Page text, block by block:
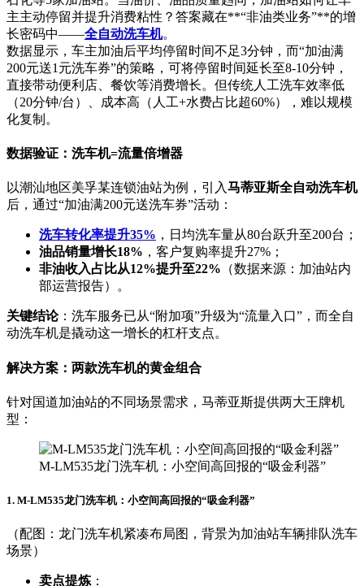
主主动停留并提升消费粘性？答案藏在**“非油类业务”**的增
长密码中——全自动洗车机。
数据显示，车主加油后平均停留时间不足3分钟，而“加油满
200元送1元洗车券”的策略，可将停留时间延长至8-10分钟，
直接带动便利店、餐饮等消费增长。但传统人工洗车效率低
（20分钟/台）、成本高（人工+水费占比超60%），难以规模
化复制。
数据验证：洗车机=流量倍增器
以潮汕地区美孚某连锁油站为例，引入马蒂亚斯全自动洗车机
后，通过“加油满200元送洗车券”活动：
洗车转化率提升35% ，日均洗车量从80台跃升至200台；
油品销量增长18% ，客户复购率提升27%；
非油收入占比从12%提升至22% （数据来源：加油站内
部运营报告）。
关键结论：洗车服务已从“附加项”升级为“流量入口”，而全自
动洗车机是撬动这一增长的杠杆支点。
解决方案：两款洗车机的黄金组合
针对国道加油站的不同场景需求，马蒂亚斯提供两大王牌机
型：
M-LM535龙门洗车机：小空间高回报的“吸金利器”
1. M-LM535龙门洗车机：小空间高回报的“吸金利器”
（配图：龙门洗车机紧凑布局图，背景为加油站车辆排队洗车
场景）
卖点提炼 ：